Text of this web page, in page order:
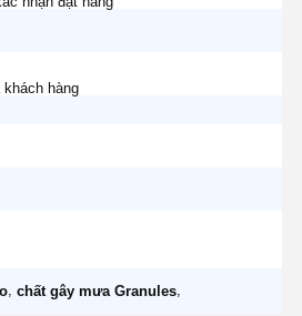
hàng
, chất gây mưa Granules,